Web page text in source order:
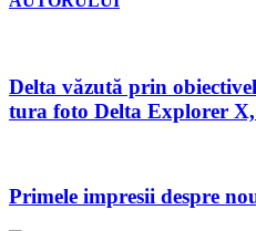
Delta văzută prin
tura foto Delta Explorer
Primele impresii despre